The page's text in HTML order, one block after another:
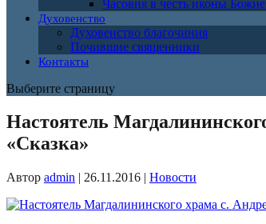
Часовня в честь иконы
Духовенство
Духовенство благочиния
Почившие священники
Контакты
Выберите страницу
Настоятель
«Сказка»
Автор admin | 26.11.2016 | Новости